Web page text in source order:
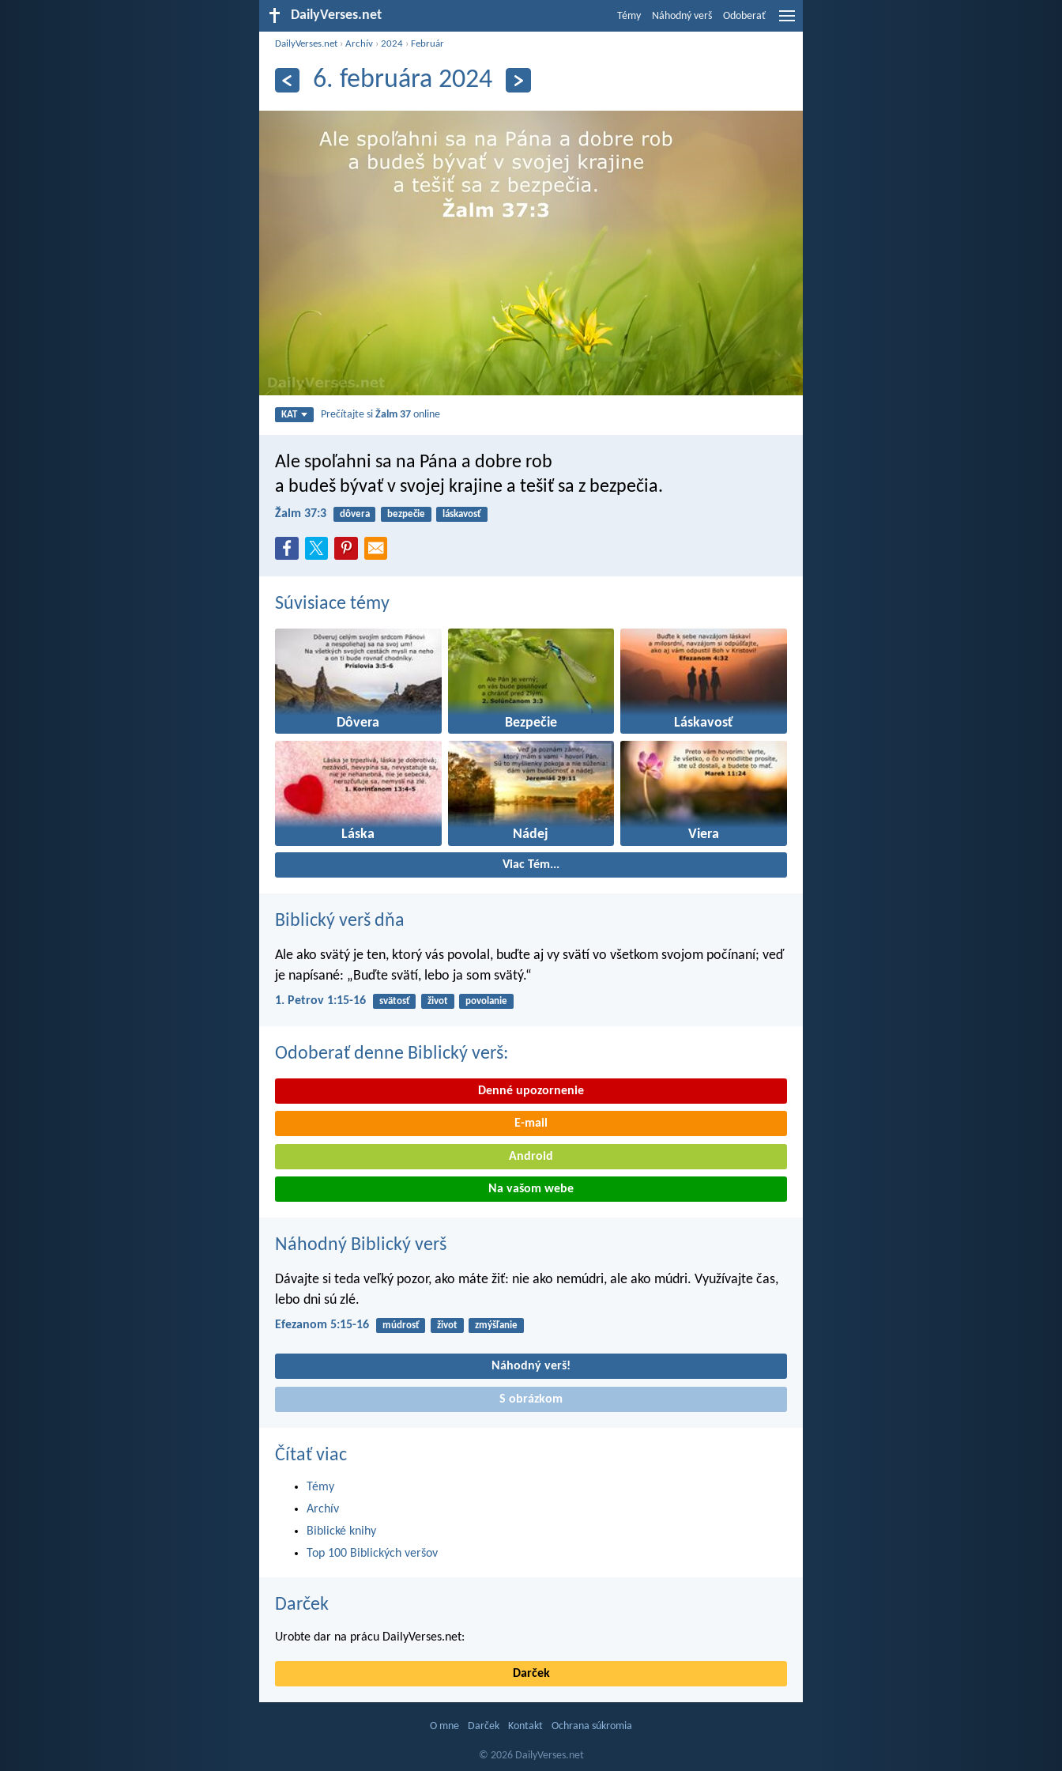
DailyVerses.net Témy Náhodný verš Odoberať
DailyVerses.net ›Archív ›2024 ›Február
6. februára 2024
KAT Prečítajte siŽalm 37 online
Ale spoľahni sa na Pána a dobre rob
a budeš bývať v svojej krajine a tešiť sa z bezpečia.
Žalm 37:3 dôvera bezpečie láskavosť
Súvisiace témy
Dôvera Bezpečie Láskavosť
Láska Nádej Viera
Viac Tém...
Biblický verš dňa
Ale ako svätý je ten, ktorý vás povolal, buďte aj vy svätí vo všetkom svojom počínaní; veď
je napísané: „Buďte svätí, lebo ja som svätý.“
1. Petrov 1:15-16 svätosť život povolanie
Odoberať denne Biblický verš:
Denné upozornenie
E-mail
Android
Na vašom webe
Náhodný Biblický verš
Dávajte si teda veľký pozor, ako máte žiť: nie ako nemúdri, ale ako múdri. Využívajte čas,
lebo dni sú zlé.
Efezanom 5:15-16 múdrosť život zmýšľanie
Náhodný verš!
S obrázkom
Čítať viac
Témy
Archív
Biblické knihy
Top 100 Biblických veršov
Darček
Urobte dar na prácu DailyVerses.net:
Darček
O mne Darček Kontakt Ochrana súkromia
© 2026 DailyVerses.net